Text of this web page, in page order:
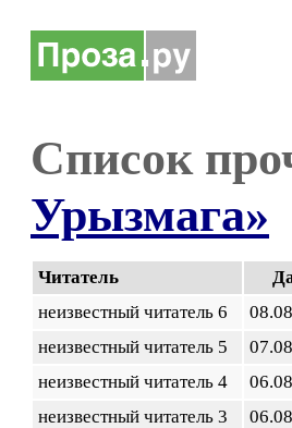
Список
Урызмага»
Читатель
неизвестный читатель 6
неизвестный читатель 5
неизвестный читатель 4
неизвестный читатель 3